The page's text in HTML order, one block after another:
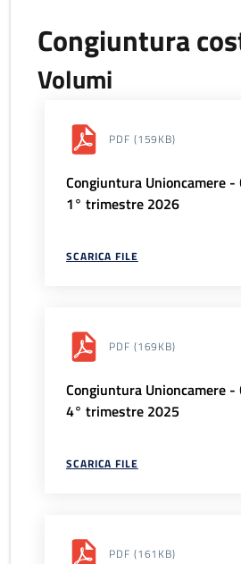
Congiuntura
Volumi
PDF (159KB)
Congiuntura Unioncamere
1° trimestre 2026
SCARICA FILE
PDF (169KB)
Congiuntura Unioncamere
4° trimestre 2025
SCARICA FILE
PDF (161KB)